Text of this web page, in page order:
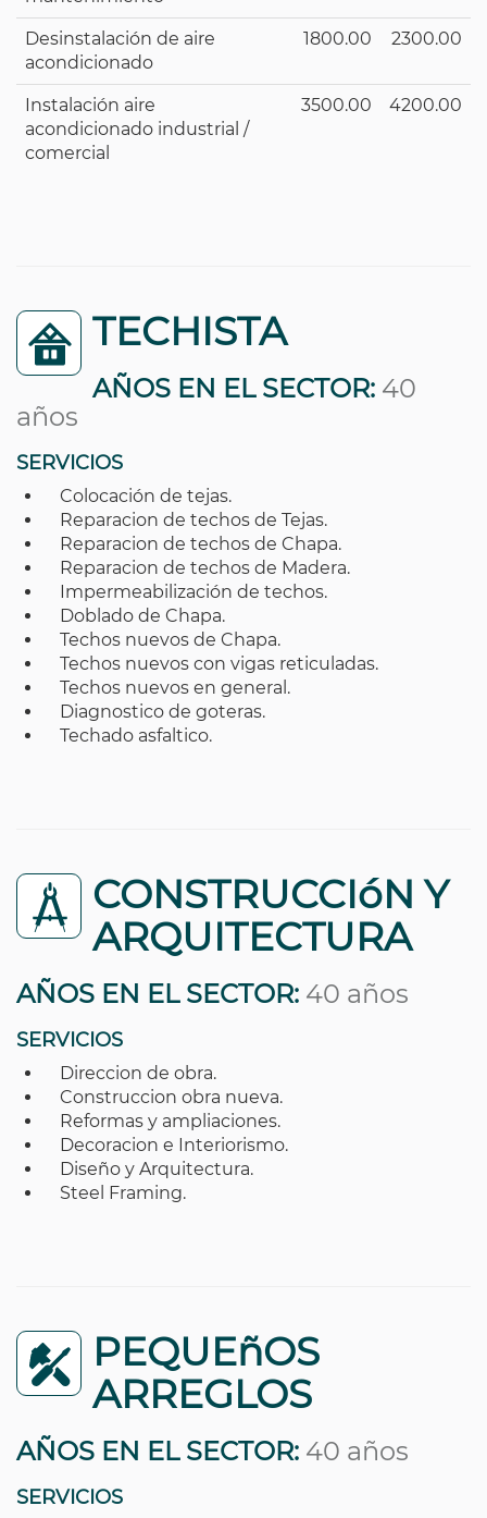
Desinstalación de aire
acondicionado
1800.00 2300.00
Instalación aire
acondicionado industrial /
comercial
3500.00 4200.00
TECHISTA
AÑOS EN EL SECTOR: 40
años
SERVICIOS
Colocación de tejas.
Reparacion de techos de Tejas.
Reparacion de techos de Chapa.
Reparacion de techos de Madera.
Impermeabilización de techos.
Doblado de Chapa.
Techos nuevos de Chapa.
Techos nuevos con vigas reticuladas.
Techos nuevos en general.
Diagnostico de goteras.
Techado asfaltico.
CONSTRUCCIóN Y
ARQUITECTURA
AÑOS EN EL SECTOR: 40 años
SERVICIOS
Direccion de obra.
Construccion obra nueva.
Reformas y ampliaciones.
Decoracion e Interiorismo.
Diseño y Arquitectura.
Steel Framing.
PEQUEñOS
ARREGLOS
AÑOS EN EL SECTOR: 40 años
SERVICIOS